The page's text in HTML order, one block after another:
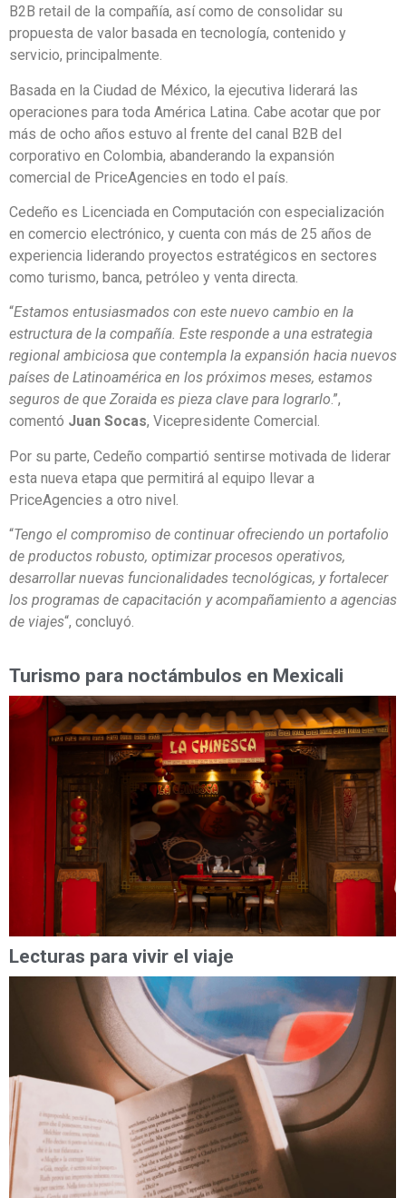
B2B retail de la compañía, así como de consolidar su
propuesta de valor basada en tecnología, contenido y
servicio, principalmente.
Basada en la Ciudad de México, la ejecutiva liderará las
operaciones para toda América Latina. Cabe acotar que por
más de ocho años estuvo al frente del canal B2B del
corporativo en Colombia, abanderando la expansión
comercial de PriceAgencies en todo el país.
Cedeño es Licenciada en Computación con especialización
en comercio electrónico, y cuenta con más de 25 años de
experiencia liderando proyectos estratégicos en sectores
como turismo, banca, petróleo y venta directa.
“Estamos entusiasmados con este nuevo cambio en la
estructura de la compañía. Este responde a una estrategia
regional ambiciosa que contempla la expansión hacia nuevos
países de Latinoamérica en los próximos meses, estamos
seguros de que Zoraida es pieza clave para lograrlo.”,
comentó Juan Socas, Vicepresidente Comercial.
Por su parte, Cedeño compartió sentirse motivada de liderar
esta nueva etapa que permitirá al equipo llevar a
PriceAgencies a otro nivel.
“Tengo el compromiso de continuar ofreciendo un portafolio
de productos robusto, optimizar procesos operativos,
desarrollar nuevas funcionalidades tecnológicas, y fortalecer
los programas de capacitación y acompañamiento a agencias
de viajes“, concluyó.
Turismo para noctámbulos en Mexicali
Lecturas para vivir el viaje